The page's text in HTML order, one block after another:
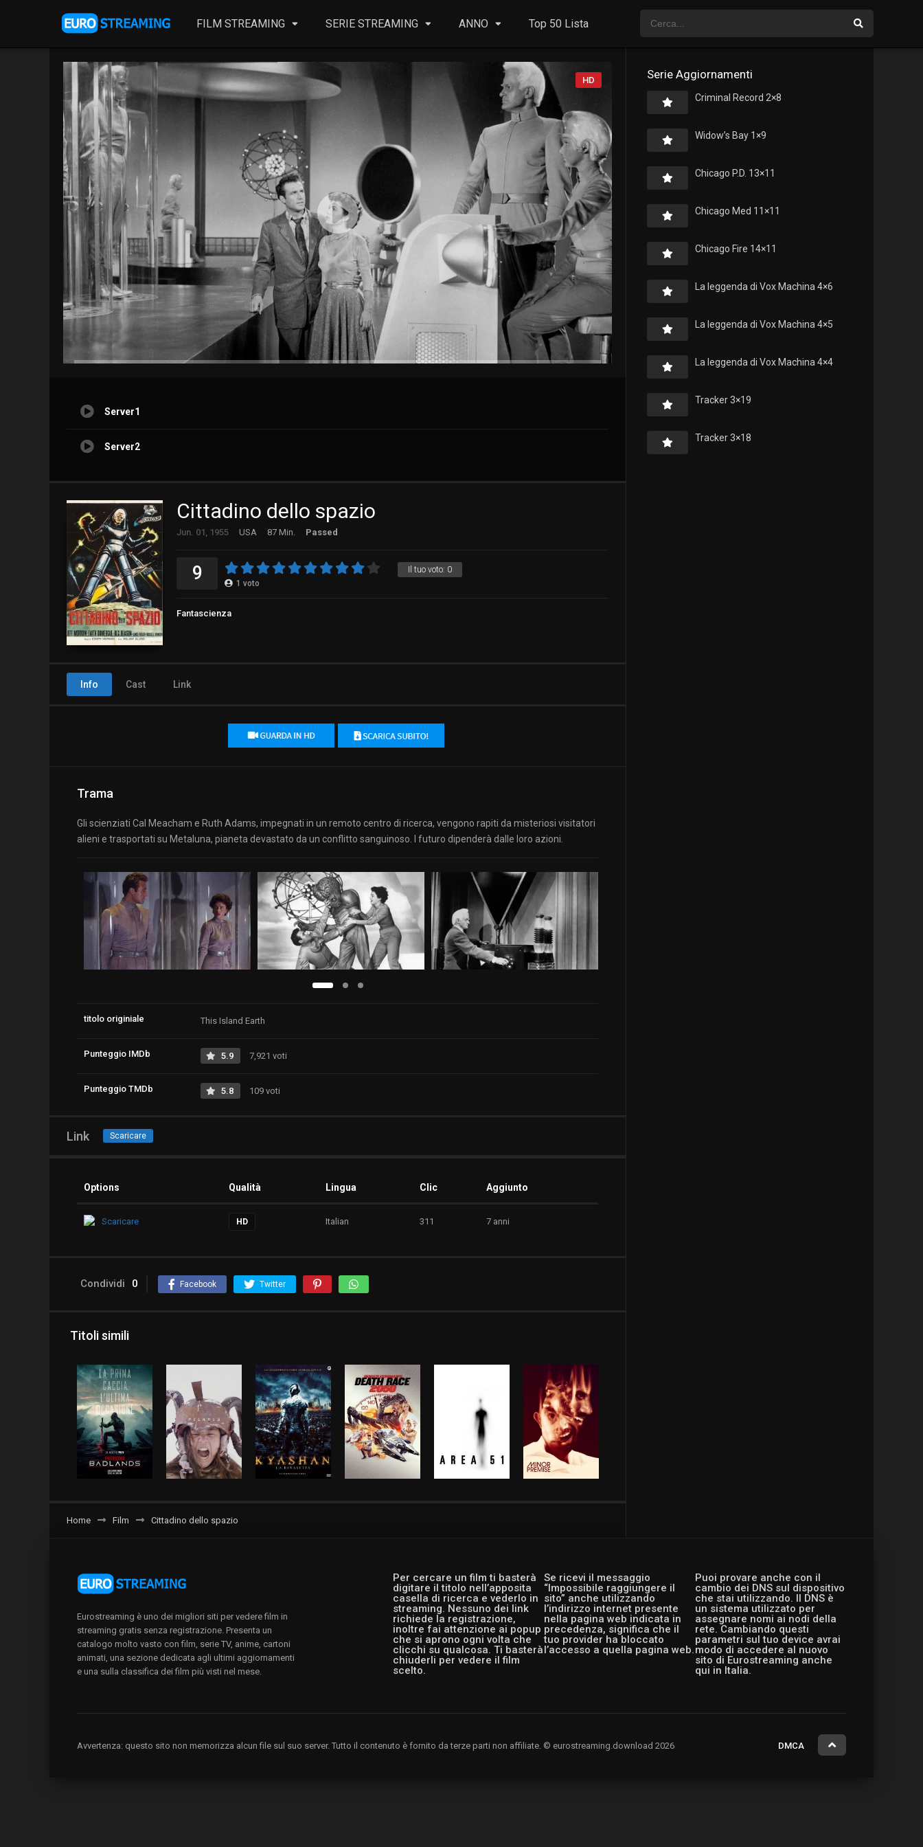
FILM STREAMING SERIE STREAMING ANNO Top 50 Lista
HD
Server1
Server2
Cittadino dello spazio
Jun. 01, 1955 USA 87 Min. Passed
Il tuo voto: 0
9 1 voto
Fantascienza
Info Cast Link
Trama
Gli scienziati Cal Meacham e Ruth Adams, impegnati in un remoto centro di ricerca, vengono rapiti da misteriosi visitatori
alieni e trasportati su Metaluna, pianeta devastato da un conflitto sanguinoso. I futuro dipenderà dalle loro azioni.
titolo originiale This Island Earth
Punteggio IMDb 5.9 7,921 voti
Punteggio TMDb 5.8 109 voti
Link Scaricare
Options Qualità Lingua Clic Aggiunto
Scaricare HD Italian 311 7 anni
Condividi 0 Facebook Twitter
Titoli simili
Home Film Cittadino dello spazio
Serie Aggiornamenti
Criminal Record 2×8
Widow’s Bay 1×9
Chicago P.D. 13×11
Chicago Med 11×11
Chicago Fire 14×11
La leggenda di Vox Machina 4×6
La leggenda di Vox Machina 4×5
La leggenda di Vox Machina 4×4
Tracker 3×19
Tracker 3×18
Per cercare un film ti basterà
digitare il titolo nell’apposita
casella di ricerca e vederlo in
streaming. Nessuno dei link
richiede la registrazione,
inoltre fai attenzione ai popup
che si aprono ogni volta che
clicchi su qualcosa. Ti basterà
chiuderli per vedere il film
scelto.
Se ricevi il messaggio
“Impossibile raggiungere il
sito” anche utilizzando
l’indirizzo internet presente
nella pagina web indicata in
precedenza, significa che il
tuo provider ha bloccato
l’accesso a quella pagina web.
Puoi provare anche con il
cambio dei DNS sul dispositivo
che stai utilizzando. Il DNS è
un sistema utilizzato per
assegnare nomi ai nodi della
rete. Cambiando questi
parametri sul tuo device avrai
modo di accedere al nuovo
sito di Eurostreaming anche
qui in Italia.
Eurostreaming è uno dei migliori siti per vedere film in
streaming gratis senza registrazione. Presenta un
catalogo molto vasto con film, serie TV, anime, cartoni
animati, una sezione dedicata agli ultimi aggiornamenti
e una sulla classifica dei film più visti nel mese.
Avvertenza: questo sito non memorizza alcun file sul suo server. Tutto il contenuto è fornito da terze parti non affiliate. © eurostreaming.download 2026 DMCA